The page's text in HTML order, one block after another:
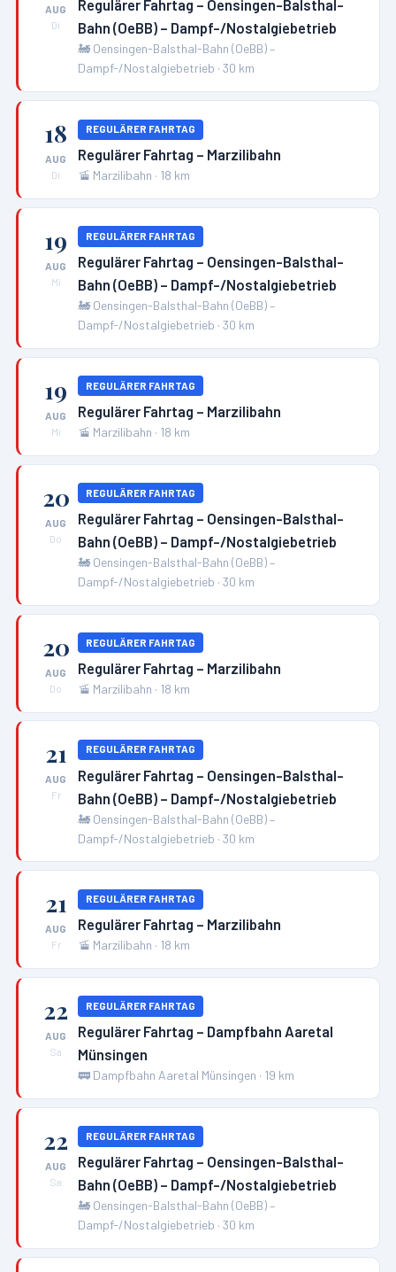
AUG
Di
Regulärer Fahrtag – Oensingen-Balsthal-
Bahn (OeBB) – Dampf-/Nostalgiebetrieb
🚂 Oensingen-Balsthal-Bahn (OeBB) –
Dampf-/Nostalgiebetrieb ·30 km
18
AUG
Di
REGULÄRER FAHRTAG
Regulärer Fahrtag – Marzilibahn
🚡 Marzilibahn · 18 km
19
AUG
Mi
REGULÄRER FAHRTAG
Regulärer Fahrtag – Oensingen-Balsthal-
Bahn (OeBB) – Dampf-/Nostalgiebetrieb
🚂 Oensingen-Balsthal-Bahn (OeBB) –
Dampf-/Nostalgiebetrieb ·30 km
19
AUG
Mi
REGULÄRER FAHRTAG
Regulärer Fahrtag – Marzilibahn
🚡 Marzilibahn · 18 km
20
AUG
Do
REGULÄRER FAHRTAG
Regulärer Fahrtag – Oensingen-Balsthal-
Bahn (OeBB) – Dampf-/Nostalgiebetrieb
🚂 Oensingen-Balsthal-Bahn (OeBB) –
Dampf-/Nostalgiebetrieb ·30 km
20
AUG
Do
REGULÄRER FAHRTAG
Regulärer Fahrtag – Marzilibahn
🚡 Marzilibahn · 18 km
21
AUG
Fr
REGULÄRER FAHRTAG
Regulärer Fahrtag – Oensingen-Balsthal-
Bahn (OeBB) – Dampf-/Nostalgiebetrieb
🚂 Oensingen-Balsthal-Bahn (OeBB) –
Dampf-/Nostalgiebetrieb ·30 km
21
AUG
Fr
REGULÄRER FAHRTAG
Regulärer Fahrtag – Marzilibahn
🚡 Marzilibahn · 18 km
22
AUG
Sa
REGULÄRER FAHRTAG
Regulärer Fahrtag – Dampfbahn Aaretal
Münsingen
🚃 Dampfbahn Aaretal Münsingen · 19 km
22
AUG
Sa
REGULÄRER FAHRTAG
Regulärer Fahrtag – Oensingen-Balsthal-
Bahn (OeBB) – Dampf-/Nostalgiebetrieb
🚂 Oensingen-Balsthal-Bahn (OeBB) –
Dampf-/Nostalgiebetrieb ·30 km